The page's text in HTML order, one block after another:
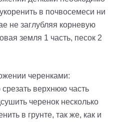
в почвосемеси ни
не заглубляя корневую
земля 1 часть, песок 2
черенками:
верхнюю часть
черенок несколько
в грунте, так же, как и